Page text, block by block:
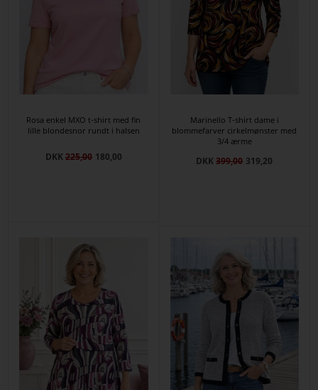
Rosa enkel MXO t-shirt med fin
lille blondesnor rundt i halsen
DKK225,00 180,00
Marinello T-shirt dame i
blommefarver cirkelmønster med
3/4 ærme
DKK399,00 319,20